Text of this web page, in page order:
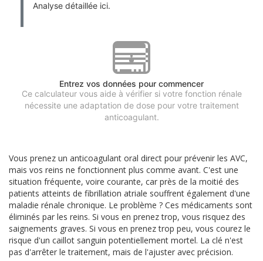
Analyse détaillée ici.
Entrez vos données pour commencer
Ce calculateur vous aide à vérifier si votre fonction rénale
nécessite une adaptation de dose pour votre traitement
anticoagulant.
Vous prenez un anticoagulant oral direct pour prévenir les AVC,
mais vos reins ne fonctionnent plus comme avant. C'est une
situation fréquente, voire courante, car près de la moitié des
patients atteints de fibrillation atriale souffrent également d'une
maladie rénale chronique. Le problème ? Ces médicaments sont
éliminés par les reins. Si vous en prenez trop, vous risquez des
saignements graves. Si vous en prenez trop peu, vous courez le
risque d'un caillot sanguin potentiellement mortel. La clé n'est
pas d'arrêter le traitement, mais de l'ajuster avec précision.